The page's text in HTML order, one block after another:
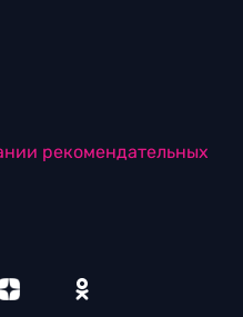
рекомендательных